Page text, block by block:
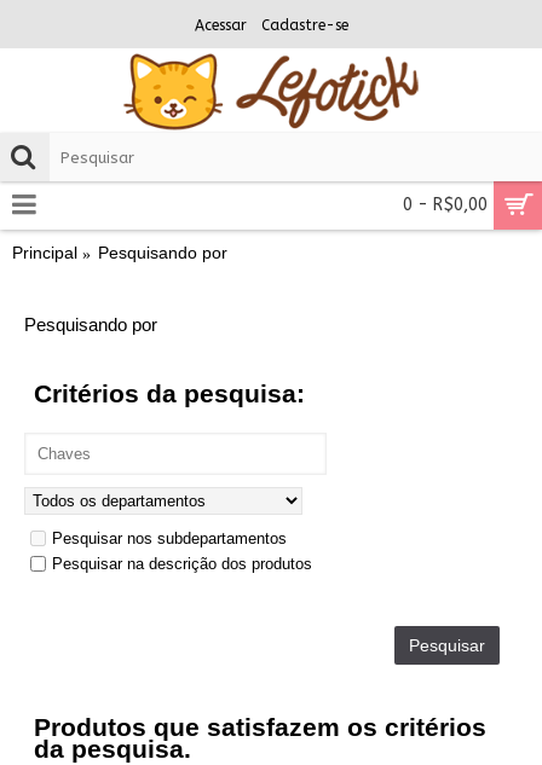
Acessar Cadastre-se
0 - R$0,00
Principal Pesquisando por
Pesquisando por
Critérios da pesquisa:
Pesquisar nos subdepartamentos
Pesquisar na descrição dos produtos
Produtos que satisfazem os critérios
da pesquisa.